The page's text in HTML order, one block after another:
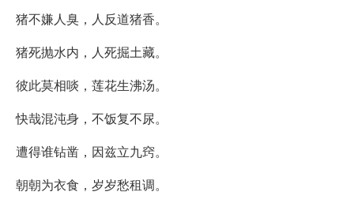
猪不嫌人臭，人反道猪香。
猪死抛水内，人死掘土藏。
彼此莫相啖，莲花生沸汤。
快哉混沌身，不饭复不尿。
遭得谁钻凿，因兹立九窍。
朝朝为衣食，岁岁愁租调。